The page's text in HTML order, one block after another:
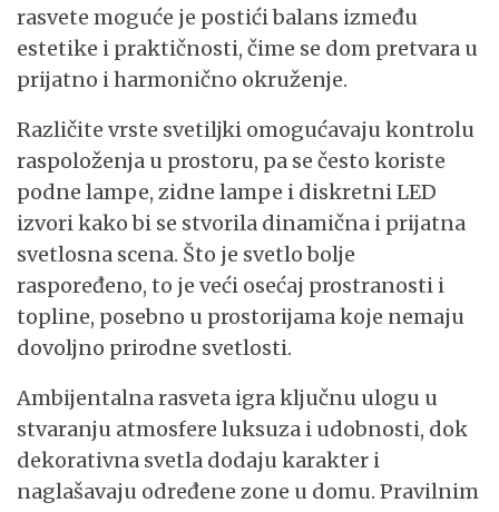
rasvete moguće je postići balans između
estetike i praktičnosti, čime se dom pretvara u
prijatno i harmonično okruženje.
Različite vrste svetiljki omogućavaju kontrolu
raspoloženja u prostoru, pa se često koriste
podne lampe, zidne lampe i diskretni LED
izvori kako bi se stvorila dinamična i prijatna
svetlosna scena. Što je svetlo bolje
raspoređeno, to je veći osećaj prostranosti i
topline, posebno u prostorijama koje nemaju
dovoljno prirodne svetlosti.
Ambijentalna rasveta igra ključnu ulogu u
stvaranju atmosfere luksuza i udobnosti, dok
dekorativna svetla dodaju karakter i
naglašavaju određene zone u domu. Pravilnim